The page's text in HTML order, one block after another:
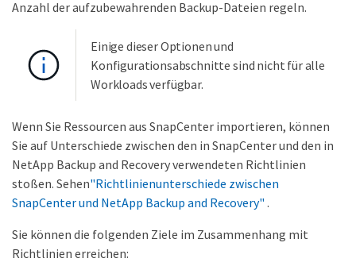
Anzahl der aufzubewahrenden Backup-Dateien regeln.
Einige dieser Optionen und
Konfigurationsabschnitte sind nicht für alle
Workloads verfügbar.
Wenn Sie Ressourcen aus SnapCenter importieren, können
Sie auf Unterschiede zwischen den in SnapCenter und den in
NetApp Backup and Recovery verwendeten Richtlinien
stoßen. Sehen"Richtlinienunterschiede zwischen
SnapCenter und NetApp Backup and Recovery" .
Sie können die folgenden Ziele im Zusammenhang mit
Richtlinien erreichen: